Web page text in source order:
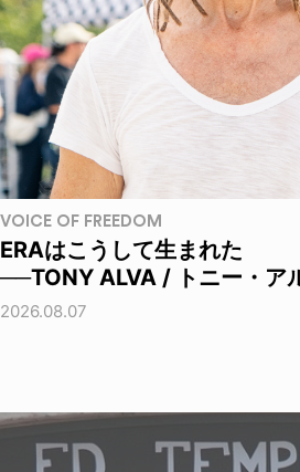
VOICE OF FREEDOM
ERAはこうして生まれた
──TONY ALVA / トニー・ア
2026.08.07